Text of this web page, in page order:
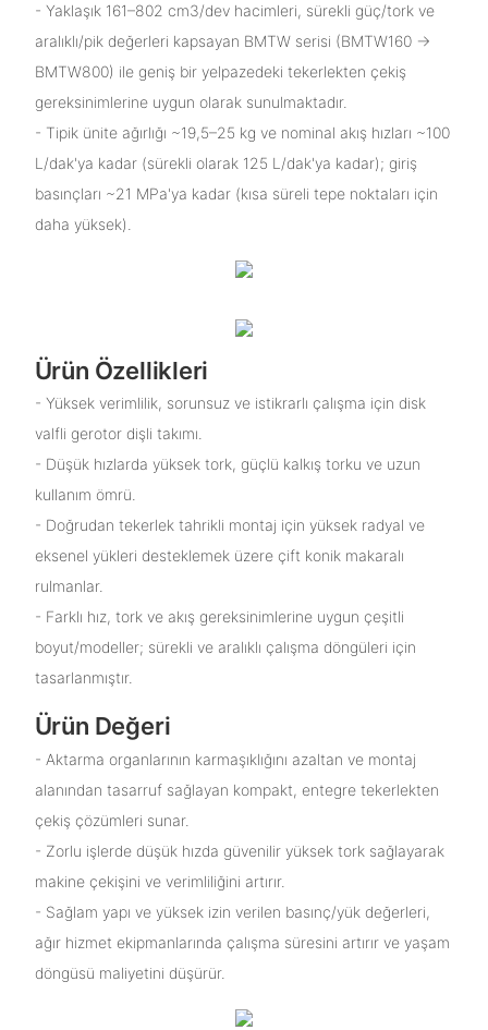
- Yaklaşık 161–802 cm3/dev hacimleri, sürekli güç/tork ve
aralıklı/pik değerleri kapsayan BMTW serisi (BMTW160 →
BMTW800) ile geniş bir yelpazedeki tekerlekten çekiş
gereksinimlerine uygun olarak sunulmaktadır.
- Tipik ünite ağırlığı ~19,5–25 kg ve nominal akış hızları ~100
L/dak'ya kadar (sürekli olarak 125 L/dak'ya kadar); giriş
basınçları ~21 MPa'ya kadar (kısa süreli tepe noktaları için
daha yüksek).
Ürün Özellikleri
- Yüksek verimlilik, sorunsuz ve istikrarlı çalışma için disk
valfli gerotor dişli takımı.
- Düşük hızlarda yüksek tork, güçlü kalkış torku ve uzun
kullanım ömrü.
- Doğrudan tekerlek tahrikli montaj için yüksek radyal ve
eksenel yükleri desteklemek üzere çift konik makaralı
rulmanlar.
- Farklı hız, tork ve akış gereksinimlerine uygun çeşitli
boyut/modeller; sürekli ve aralıklı çalışma döngüleri için
tasarlanmıştır.
Ürün Değeri
- Aktarma organlarının karmaşıklığını azaltan ve montaj
alanından tasarruf sağlayan kompakt, entegre tekerlekten
çekiş çözümleri sunar.
- Zorlu işlerde düşük hızda güvenilir yüksek tork sağlayarak
makine çekişini ve verimliliğini artırır.
- Sağlam yapı ve yüksek izin verilen basınç/yük değerleri,
ağır hizmet ekipmanlarında çalışma süresini artırır ve yaşam
döngüsü maliyetini düşürür.